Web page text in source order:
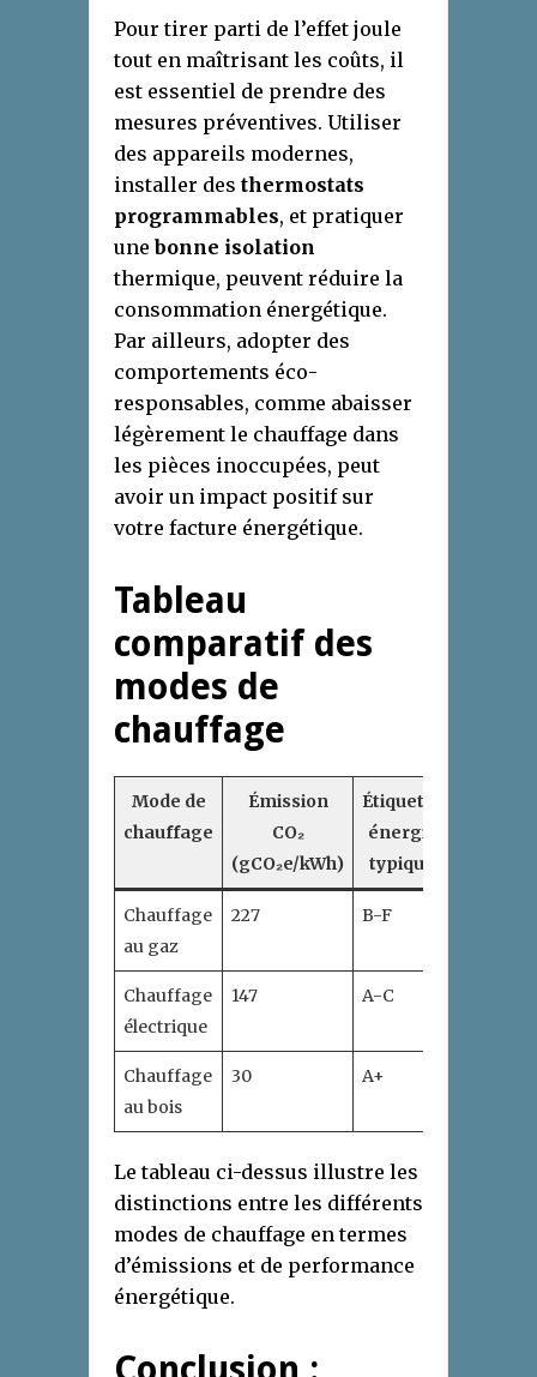
Pour tirer parti de l’effet joule
tout en maîtrisant les coûts, il
est essentiel de prendre des
mesures préventives. Utiliser
des appareils modernes,
installer des thermostats
programmables, et pratiquer
unebonne isolation
thermique, peuvent réduire la
consommation énergétique.
Par ailleurs, adopter des
comportements éco-
responsables, comme abaisser
légèrement le chauffage dans
les pièces inoccupées, peut
avoir un impact positif sur
votre facture énergétique.
Tableau
comparatif des
modes de
chauffage
Mode de
chauffage
Émission
CO₂
(gCO₂e/kWh)
Étiquette
énergie
typique
Chauffage
au gaz
227 B-F
Chauffage
électrique
147 A-C
Chauffage
au bois
30 A+
Le tableau ci-dessus illustre les
distinctions entre les différents
modes de chauffage en termes
d’émissions et de performance
énergétique.